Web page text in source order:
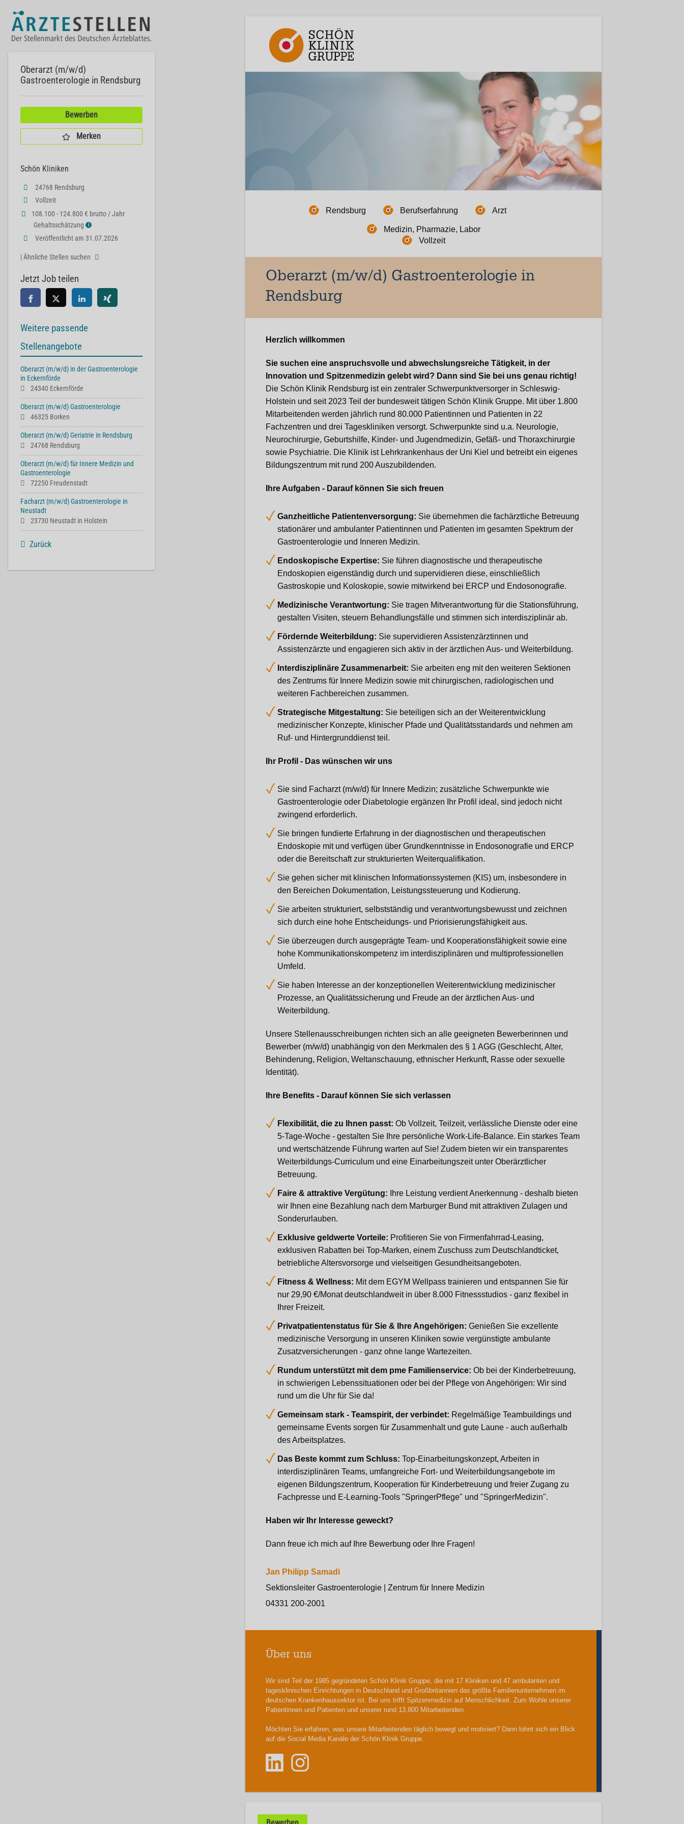
Rendsburg Berufserfahrung Arzt
Medizin, Pharmazie, Labor
Vollzeit
Oberarzt (m/w/d) Gastroenterologie in
Rendsburg
Herzlich willkommen
Sie suchen eine anspruchsvolle und abwechslungsreiche Tätigkeit, in der
Innovation und Spitzenmedizin gelebt wird? Dann sind Sie bei uns genau richtig!
Die Schön Klinik Rendsburg ist ein zentraler Schwerpunktversorger in Schleswig-
Holstein und seit 2023 Teil der bundesweit tätigen Schön Klinik Gruppe. Mit über 1.800
Mitarbeitenden werden jährlich rund 80.000 Patientinnen und Patienten in 22
Fachzentren und drei Tageskliniken versorgt. Schwerpunkte sind u.a. Neurologie,
Neurochirurgie, Geburtshilfe, Kinder- und Jugendmedizin, Gefäß- und Thoraxchirurgie
sowie Psychiatrie. Die Klinik ist Lehrkrankenhaus der Uni Kiel und betreibt ein eigenes
Bildungszentrum mit rund 200 Auszubildenden.
Ihre Aufgaben - Darauf können Sie sich freuen
Ganzheitliche Patientenversorgung: Sie übernehmen die fachärztliche Betreuung
stationärer und ambulanter Patientinnen und Patienten im gesamten Spektrum der
Gastroenterologie und Inneren Medizin.
Endoskopische Expertise: Sie führen diagnostische und therapeutische
Endoskopien eigenständig durch und supervidieren diese, einschließlich
Gastroskopie und Koloskopie, sowie mitwirkend bei ERCP und Endosonografie.
Medizinische Verantwortung: Sie tragen Mitverantwortung für die Stationsführung,
gestalten Visiten, steuern Behandlungsfälle und stimmen sich interdisziplinär ab.
Fördernde Weiterbildung: Sie supervidieren Assistenzärztinnen und
Assistenzärzte und engagieren sich aktiv in der ärztlichen Aus- und Weiterbildung.
Interdisziplinäre Zusammenarbeit: Sie arbeiten eng mit den weiteren Sektionen
des Zentrums für Innere Medizin sowie mit chirurgischen, radiologischen und
weiteren Fachbereichen zusammen.
Strategische Mitgestaltung: Sie beteiligen sich an der Weiterentwicklung
medizinischer Konzepte, klinischer Pfade und Qualitätsstandards und nehmen am
Ruf- und Hintergrunddienst teil.
Ihr Profil - Das wünschen wir uns
Sie sind Facharzt (m/w/d) für Innere Medizin; zusätzliche Schwerpunkte wie
Gastroenterologie oder Diabetologie ergänzen Ihr Profil ideal, sind jedoch nicht
zwingend erforderlich.
Sie bringen fundierte Erfahrung in der diagnostischen und therapeutischen
Endoskopie mit und verfügen über Grundkenntnisse in Endosonografie und ERCP
oder die Bereitschaft zur strukturierten Weiterqualifikation.
Sie gehen sicher mit klinischen Informationssystemen (KIS) um, insbesondere in
den Bereichen Dokumentation, Leistungssteuerung und Kodierung.
Sie arbeiten strukturiert, selbstständig und verantwortungsbewusst und zeichnen
sich durch eine hohe Entscheidungs- und Priorisierungsfähigkeit aus.
Sie überzeugen durch ausgeprägte Team- und Kooperationsfähigkeit sowie eine
hohe Kommunikationskompetenz im interdisziplinären und multiprofessionellen
Umfeld.
Sie haben Interesse an der konzeptionellen Weiterentwicklung medizinischer
Prozesse, an Qualitätssicherung und Freude an der ärztlichen Aus- und
Weiterbildung.
Unsere Stellenausschreibungen richten sich an alle geeigneten Bewerberinnen und
Bewerber (m/w/d) unabhängig von den Merkmalen des § 1 AGG (Geschlecht, Alter,
Behinderung, Religion, Weltanschauung, ethnischer Herkunft, Rasse oder sexuelle
Identität).
Ihre Benefits - Darauf können Sie sich verlassen
Flexibilität, die zu Ihnen passt: Ob Vollzeit, Teilzeit, verlässliche Dienste oder eine
5-Tage-Woche - gestalten Sie Ihre persönliche Work-Life-Balance. Ein starkes Team
und wertschätzende Führung warten auf Sie! Zudem bieten wir ein transparentes
Weiterbildungs-Curriculum und eine Einarbeitungszeit unter Oberärztlicher
Betreuung.
Faire & attraktive Vergütung: Ihre Leistung verdient Anerkennung - deshalb bieten
wir Ihnen eine Bezahlung nach dem Marburger Bund mit attraktiven Zulagen und
Sonderurlauben.
Exklusive geldwerte Vorteile: Profitieren Sie von Firmenfahrrad-Leasing,
exklusiven Rabatten bei Top-Marken, einem Zuschuss zum Deutschlandticket,
betriebliche Altersvorsorge und vielseitigen Gesundheitsangeboten.
Fitness & Wellness: Mit dem EGYM Wellpass trainieren und entspannen Sie für
nur 29,90 €/Monat deutschlandweit in über 8.000 Fitnessstudios - ganz flexibel in
Ihrer Freizeit.
Privatpatientenstatus für Sie & Ihre Angehörigen: Genießen Sie exzellente
medizinische Versorgung in unseren Kliniken sowie vergünstigte ambulante
Zusatzversicherungen - ganz ohne lange Wartezeiten.
Rundum unterstützt mit dem pme Familienservice: Ob bei der Kinderbetreuung,
in schwierigen Lebenssituationen oder bei der Pflege von Angehörigen: Wir sind
rund um die Uhr für Sie da!
Gemeinsam stark - Teamspirit, der verbindet: Regelmäßige Teambuildings und
gemeinsame Events sorgen für Zusammenhalt und gute Laune - auch außerhalb
des Arbeitsplatzes.
Das Beste kommt zum Schluss: Top-Einarbeitungskonzept, Arbeiten in
interdisziplinären Teams, umfangreiche Fort- und Weiterbildungsangebote im
eigenen Bildungszentrum, Kooperation für Kinderbetreuung und freier Zugang zu
Fachpresse und E-Learning-Tools "SpringerPflege" und "SpringerMedizin".
Haben wir Ihr Interesse geweckt?
Dann freue ich mich auf Ihre Bewerbung oder Ihre Fragen!
Jan Philipp Samadi
Sektionsleiter Gastroenterologie | Zentrum für Innere Medizin
04331 200-2001
Über uns
Wir sind Teil der 1985 gegründeten Schön Klinik Gruppe, die mit 17 Kliniken und 47 ambulanten und
tagesklinischen Einrichtungen in Deutschland und Großbritannien das größte Familienunternehmen im
deutschen Krankenhaussektor ist. Bei uns trifft Spitzenmedizin auf Menschlichkeit. Zum Wohle unserer
Patientinnen und Patienten und unserer rund 13.800 Mitarbeitenden.
Möchten Sie erfahren, was unsere Mitarbeitenden täglich bewegt und motiviert? Dann lohnt sich ein Blick
auf die Social Media Kanäle der Schön Klinik Gruppe.
Oberarzt (m/w/d)
Gastroenterologie in Rendsburg
Bewerben
Merken
Schön Kliniken
24768 Rendsburg
Vollzeit
108.100 - 124.800 € brutto / Jahr
Gehaltsschätzung
ℹ
Veröffentlicht am 31.07.2026
| Ähnliche Stellen suchen
Jetzt Job teilen
Weitere passende
Stellenangebote
Oberarzt (m/w/d) in der Gastroenterologie
in Eckernförde
24340 Eckernförde
Oberarzt (m/w/d) Gastroenterologie
46325 Borken
Oberarzt (m/w/d) Geriatrie in Rendsburg
24768 Rendsburg
Oberarzt (m/w/d) für Innere Medizin und
Gastroenterologie
72250 Freudenstadt
Facharzt (m/w/d) Gastroenterologie in
Neustadt
23730 Neustadt in Holstein
Zurück